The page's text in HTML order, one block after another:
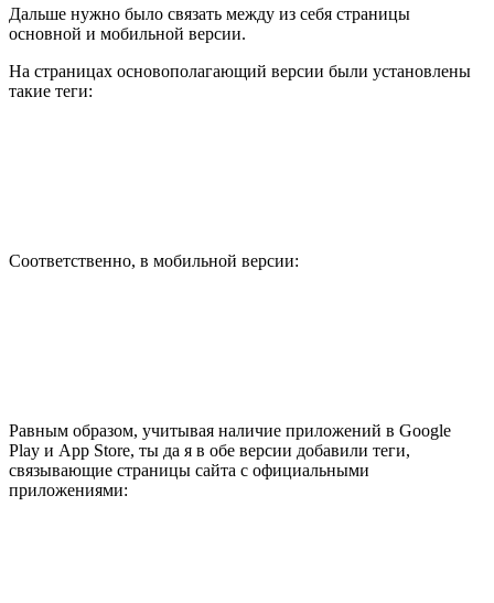
Дальше нужно было связать между из себя страницы
основной и мобильной версии.
На страницах основополагающий версии были установлены
такие теги:
Соответственно, в мобильной версии:
Равным образом, учитывая наличие приложений в Google
Play и App Store, ты да я в обе версии добавили теги,
связывающие страницы сайта с официальными
приложениями: